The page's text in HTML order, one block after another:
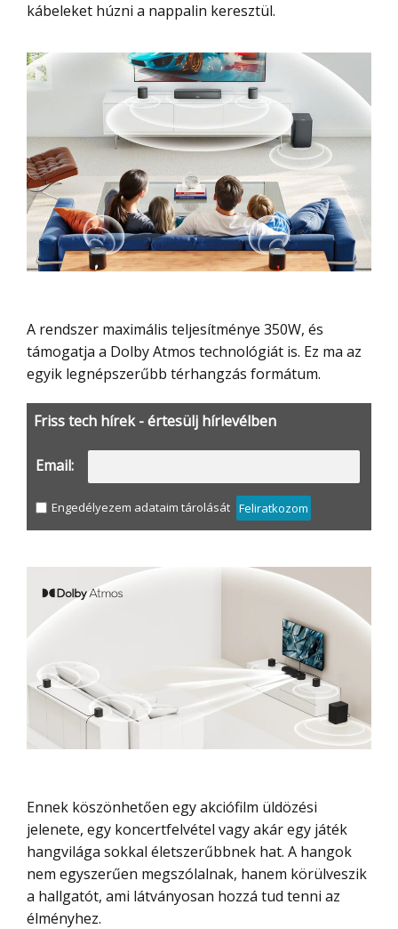
kábeleket húzni a nappalin keresztül.
A rendszer maximális teljesítménye 350W, és
támogatja a Dolby Atmos technológiát is. Ez ma az
egyik legnépszerűbb térhangzás formátum.
Friss tech hírek - értesülj hírlevélben
Email:
Engedélyezem adataim tárolását Feliratkozom
Ennek köszönhetően egy akciófilm üldözési
jelenete, egy koncertfelvétel vagy akár egy játék
hangvilága sokkal életszerűbbnek hat. A hangok
nem egyszerűen megszólalnak, hanem körülveszik
a hallgatót, ami látványosan hozzá tud tenni az
élményhez.